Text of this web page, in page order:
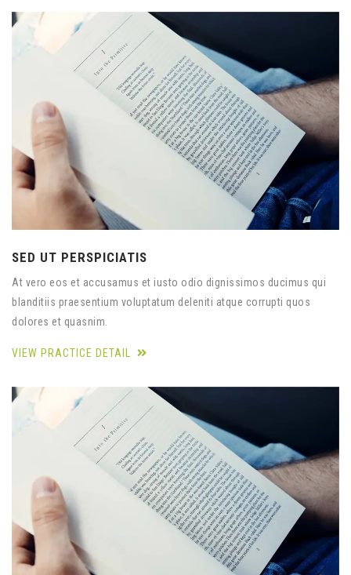
SED UT PERSPICIATIS
At vero eos et accusamus et iusto odio dignissimos ducimus qui
blanditiis praesentium voluptatum deleniti atque corrupti quos
dolores et quasnim.
VIEW PRACTICE DETAIL